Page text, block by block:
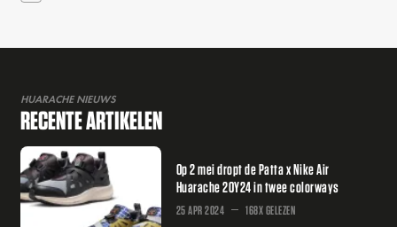
HUARACHE NIEUWS
RECENTE ARTIKELEN
Op 2 mei dropt de Patta x Nike Air
Huarache 20Y24 in twee colorways
25 APR 2024 168X GELEZEN